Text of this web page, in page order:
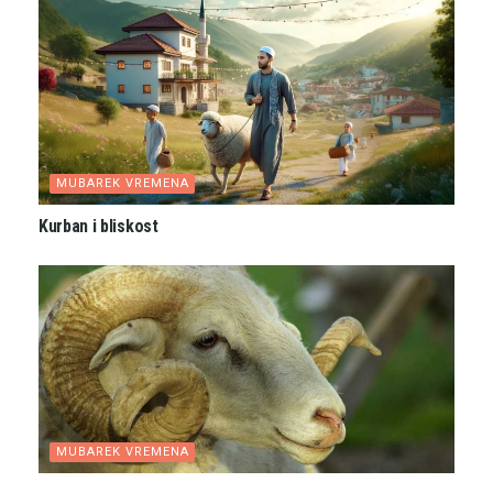
MUBAREK VREMENA
Kurban i bliskost
MUBAREK VREMENA